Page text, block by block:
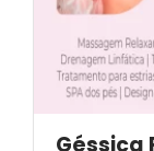
Géssica